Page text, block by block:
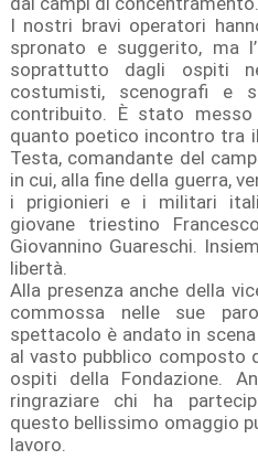
I nostri bravi operatori
spronato e suggerito, ma
soprattutto dagli ospiti
costumisti, scenografi e
contribuito. È stato
quanto poetico incontro tra
Testa, comandante del
in cui, alla fine della guerra,
i prigionieri e i militari
giovane triestino
Giovannino Guareschi.
libertà.
Alla presenza anche della
commossa nelle sue
spettacolo è andato in
al vasto pubblico composto
ospiti della Fondazione.
ringraziare chi ha
questo bellissimo omaggio
lavoro.